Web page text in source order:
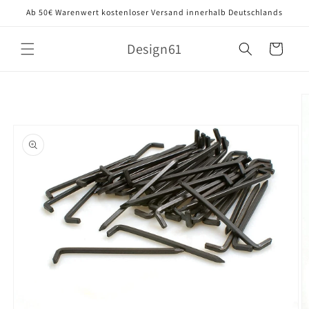
zum
Ab 50€ Warenwert kostenloser Versand innerhalb Deutschlands
Design61 Warenkorb